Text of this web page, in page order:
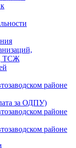
ТСЖ
районе
за ОДПУ)
районе
районе